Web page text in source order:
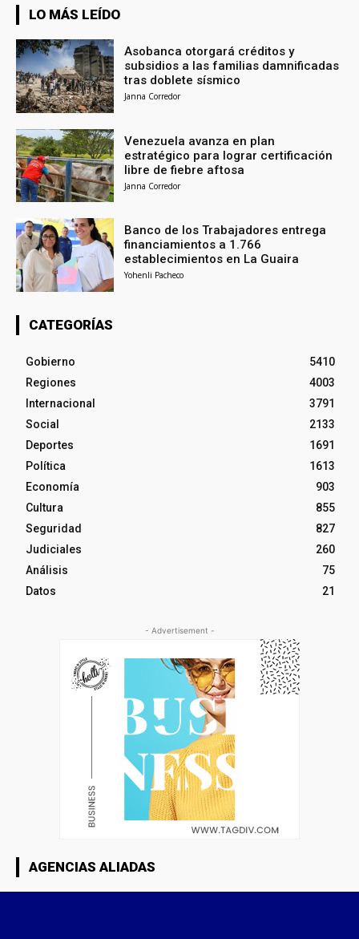
LO MÁS LEÍDO
Asobanca otorgará créditos y
subsidios a las familias damnificadas
tras doblete sísmico
Janna Corredor
Venezuela avanza en plan
estratégico para lograr certificación
libre de fiebre aftosa
Janna Corredor
Banco de los Trabajadores entrega
financiamientos a 1.766
establecimientos en La Guaira
Yohenli Pacheco
CATEGORÍAS
Gobierno
5410
Regiones
4003
Internacional
3791
Social
2133
Deportes
1691
Política
1613
Economía
903
Cultura
855
Seguridad
827
Judiciales
260
Análisis
75
Datos
21
- Advertisement -
AGENCIAS ALIADAS